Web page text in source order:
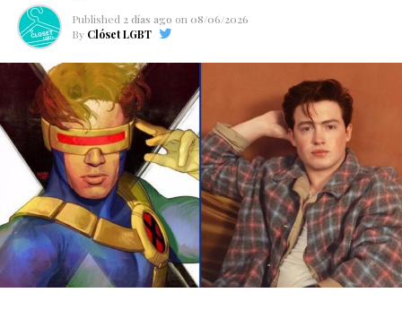
Published 2 días ago on 08/06/2026
By Clóset LGBT